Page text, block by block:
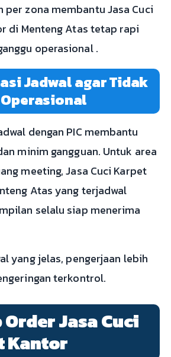
per zona membantu Jasa Cuci
di Menteng Atas tetap rapi
operasional .
Jadwal agar Tidak
dengan PIC membantu
minim gangguan. Untuk area
meeting, Jasa Cuci Karpet
Atas yang terjadwal
selalu siap menerima
yang jelas, pengerjaan lebih
terkontrol.
Order Jasa Cuci
Kantor